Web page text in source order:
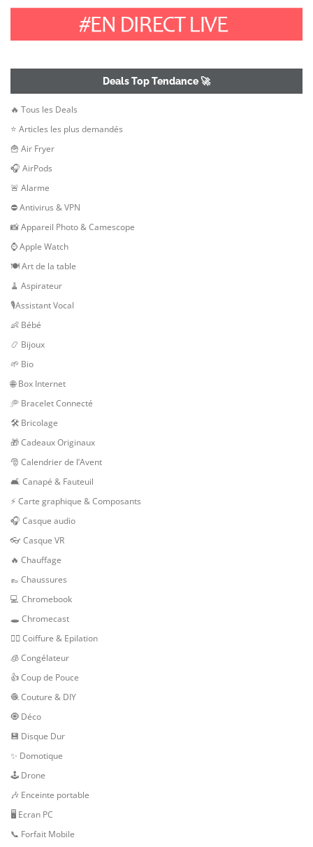
Deals Top Tendance 🚀
🔥 Tous les Deals
⭐ Articles les plus demandés
🍟 Air Fryer
🎧 AirPods
🚨 Alarme
⛔ Antivirus & VPN
📸 Appareil Photo & Camescope
⌚ Apple Watch
🍽 Art de la table
🧹 Aspirateur
🎙Assistant Vocal
👶 Bébé
📿 Bijoux
🌱 Bio
🌐 Box Internet
🥏 Bracelet Connecté
🛠 Bricolage
🎁 Cadeaux Originaux
🎅 Calendrier de l’Avent
🛋️ Canapé & Fauteuil
⚡ Carte graphique & Composants
🎧 Casque audio
👓 Casque VR
🔥 Chauffage
👞 Chaussures
💻 Chromebook
🕳 Chromecast
💇‍♀️ Coiffure & Epilation
🧊 Congélateur
👍 Coup de Pouce
🧶 Couture & DIY
🧿 Déco
💾 Disque Dur
✨ Domotique
🕹 Drone
🎶 Enceinte portable
🖥️ Ecran PC
📞 Forfait Mobile